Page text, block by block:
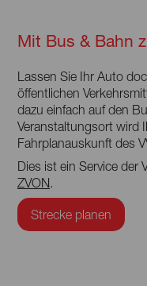
Mit Bus & Bahn
Lassen Sie Ihr Auto
öffentlichen
dazu einfach auf den
Veranstaltungsort wird
Fahrplanauskunft des
Dies ist ein Service der
ZVON.
Strecke planen